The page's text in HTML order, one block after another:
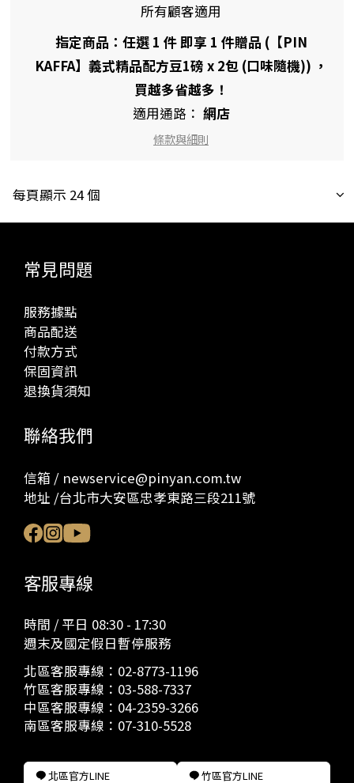
所有顧客適用
指定商品：任選 1 件 即享 1 件贈品 (【PIN
KAFFA】義式精品配方豆1磅 x 2包 (口味隨機)) ，
買越多省越多！
適用通路： 網店
條款與細則
每頁顯示 24 個
常見問題
服務據點
商品配送
付款方式
保固資訊
退換貨須知
聯絡我們
信箱 / newservice@pinyan.com.tw
地址 /台北市大安區忠孝東路三段211號
客服專線
時間 / 平日 08:30 - 17:30
週末及國定假日暫停服務
北區客服專線： 02-8773-1196
竹區客服專線： 03-588-7337
中區客服專線： 04-2359-3266
南區客服專線： 07-310-5528
北區官方LINE 竹區官方LINE